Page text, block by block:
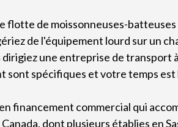
flotte de moissonneuses-batteuses
de l'équipement lourd sur un
dirigiez une entreprise de transport
sont spécifiques et votre temps est
financement commercial qui
dont plusieurs établies en